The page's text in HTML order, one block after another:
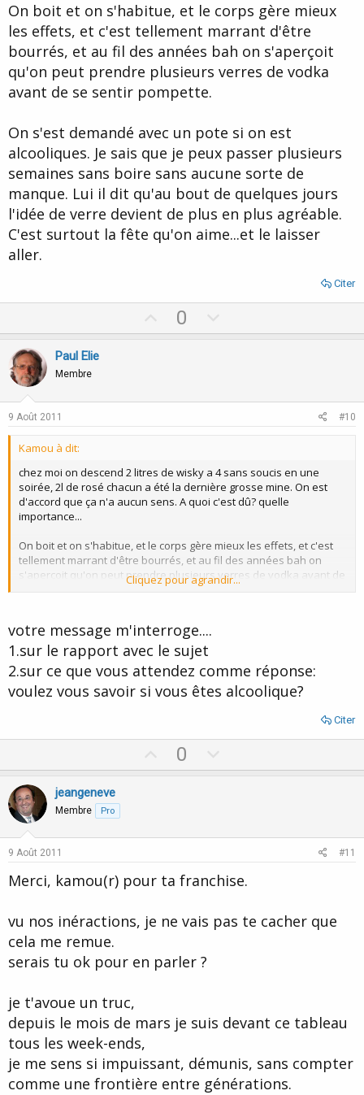
On boit et on s'habitue, et le corps gère mieux
les effets, et c'est tellement marrant d'être
bourrés, et au fil des années bah on s'aperçoit
qu'on peut prendre plusieurs verres de vodka
avant de se sentir pompette.
On s'est demandé avec un pote si on est
alcooliques. Je sais que je peux passer plusieurs
semaines sans boire sans aucune sorte de
manque. Lui il dit qu'au bout de quelques jours
l'idée de verre devient de plus en plus agréable.
C'est surtout la fête qu'on aime...et le laisser
aller.
Citer
p
0
o
Paul Elie
Membre
9 Août 2011 #10
Kamou à dit:
chez moi on descend 2 litres de wisky a 4 sans soucis en une
soirée, 2l de rosé chacun a été la dernière grosse mine. On est
d'accord que ça n'a aucun sens. A quoi c'est dû? quelle
importance...
On boit et on s'habitue, et le corps gère mieux les effets, et c'est
tellement marrant d'être bourrés, et au fil des années bah on
s'aperçoit qu'on peut prendre plusieurs verres de vodka avant de
je peux passer plusieurs semaines sans boire sans aucune sorte
de manque. Lui il dit qu'au bout de quelques jours l'idée de verre
devient de plus en plus agréable.
C'est surtout la fête qu'on aime...et le laisser aller.
Cliquez pour agrandir...
votre message m'interroge....
1.sur le rapport avec le sujet
2.sur ce que vous attendez comme réponse:
voulez vous savoir si vous êtes alcoolique?
Citer
p
t
0
o
v
t
e
jeangeneve
Membre Pro
9 Août 2011 #11
Merci, kamou(r) pour ta franchise.
vu nos inéractions, je ne vais pas te cacher que
cela me remue.
serais tu ok pour en parler ?
je t'avoue un truc,
depuis le mois de mars je suis devant ce tableau
tous les week-ends,
je me sens si impuissant, démunis, sans compter
comme une frontière entre générations.